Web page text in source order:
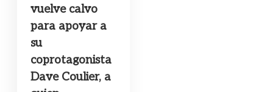
vuelve calvo
para apoyar a
su
coprotagonista
Dave Coulier, a